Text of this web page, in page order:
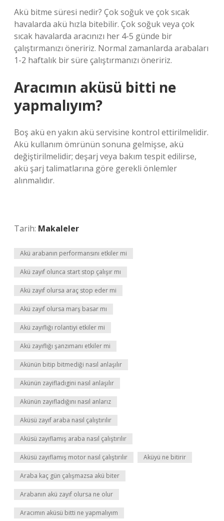
Akü bitme süresi nedir? Çok soğuk ve çok sıcak
havalarda akü hızla bitebilir. Çok soğuk veya çok
sıcak havalarda aracınızı her 4-5 günde bir
çalıştırmanızı öneririz. Normal zamanlarda arabaları
1-2 haftalık bir süre çalıştırmanızı öneririz.
Aracımın aküsü bitti ne
yapmalıyım?
Boş akü en yakın akü servisine kontrol ettirilmelidir.
Akü kullanım ömrünün sonuna gelmişse, akü
değiştirilmelidir; deşarj veya bakım tespit edilirse,
akü şarj talimatlarına göre gerekli önlemler
alınmalıdır.
Tarih: Makaleler
Akü arabanın performansını etkiler mi
Akü zayıf olunca start stop çalışır mı
Akü zayıf olursa araç stop eder mi
Akü zayıf olursa marş basar mı
Akü zayıflığı rolantiyi etkiler mi
Akü zayıflığı şanzımanı etkiler mi
Akünün bitip bitmediği nasıl anlaşılır
Akünün zayifladıgini nasıl anlaşılır
Akünün zayıfladığını nasıl anlarız
Aküsü zayıf araba nasıl çalıştırılır
Aküsü zayıflamış araba nasıl çalıştırılır
Aküsü zayıflamış motor nasıl çalıştırılır Aküyü ne bitirir
Araba kaç gün çalışmazsa akü biter
Arabanın akü zayıf olursa ne olur
Aracımın aküsü bitti ne yapmalıyım